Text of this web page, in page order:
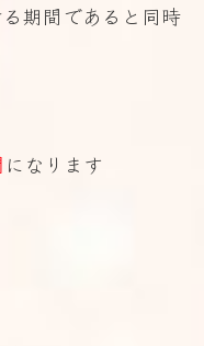
期間であると同時
になります